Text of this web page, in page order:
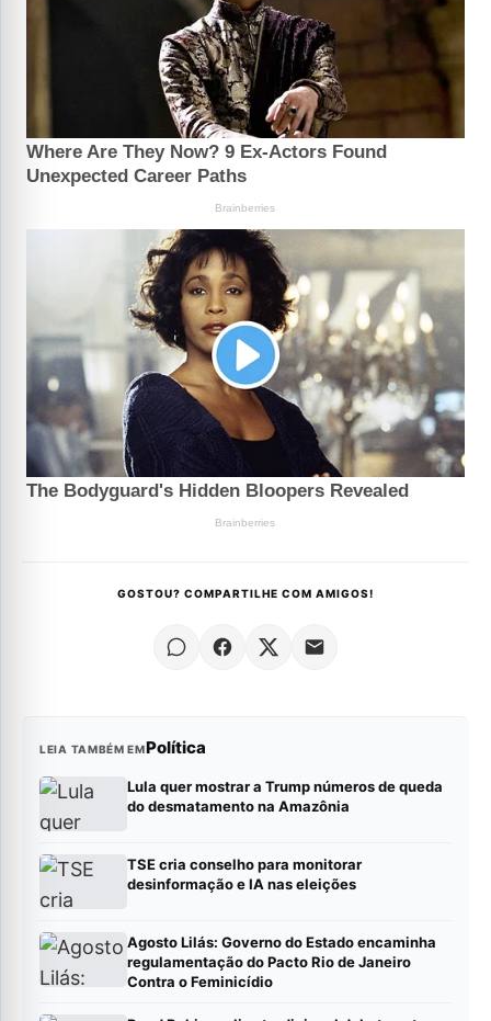
GOSTOU? COMPARTILHE COM AMIGOS!
LEIA TAMBÉM EMPolítica
Lula quer mostrar a Trump números de queda
do desmatamento na Amazônia
TSE cria conselho para monitorar
desinformação e IA nas eleições
Agosto Lilás: Governo do Estado encaminha
regulamentação do Pacto Rio de Janeiro
Contra o Feminicídio